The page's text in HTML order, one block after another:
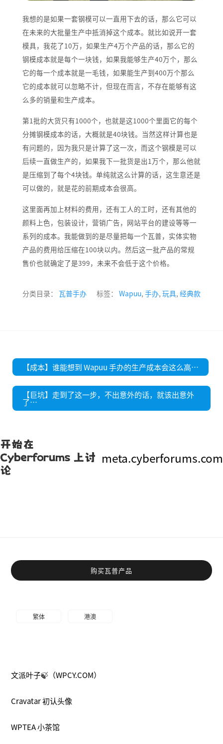
我想的是如果一套钢模可以一直用下去的话，那么它可以
在未来的大批量生产中抵消掉这个成本。就比如说开一套
模具，我花了10万，如果生产4万个产品的话，那么它的
钢模成本就是每个一块钱，如果我能够生产40万个，那么
它的每一个成本就是一毛钱，如果能生产到400万个那么
它的成本就可以忽略不计，但现在而言，不存在能够有这
么多的销量和生产成本。
第1批的大货只有1000个，也就是这1000个里面它的每个
分摊钢模成本的话，大概就是40块钱。当然这样计算也是
有问题的，因为我只是计算了这一次，而这个钢模是可以
后续一直做生产的，如果我下一批货是出1万个，那么他就
是压缩到了每个4块钱。单纯就这么计算的话，这生意还是
可以做的，就是花的前期成本会很高。
这里面再加上材料的费用，还有工人的工时，还有其他的
颜料上色，包装设计，营销广告，网站平台的建设等等一
系列的成本。我能做到的是尽量把每一个瓦普，实体实物
产品的费用给压缩在100块以内。然后这一批产品的常规
售价也就确定了是399，未来不会低于这个价格。
分类目录： 瓦普手办 标签： Wapuu, 手办, 玩具, 经典款
文
章
【成本】谁能想到 Wapuu 手办的生产成本会这么高…
【巨坑】走到了这一步，不出意外的话，就该出意外
了…
开始在
Cyberforums 上讨
论
meta.cyberforums.com
购买瓦普产品
繁体 港澳
文派叶子🍃（WPCY.COM）
Cravatar 初认头像
WPTEA 小茶馆